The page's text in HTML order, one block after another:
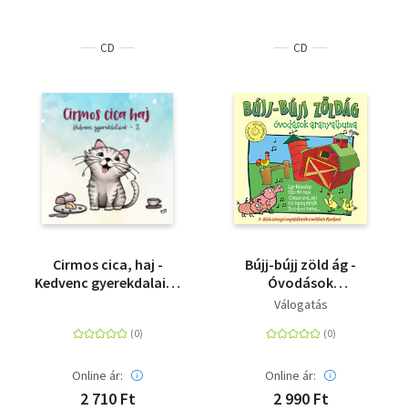
CD
Cirmos cica, haj -
Kedvenc gyerekdalaink
Online ár:
2 710 Ft
CD
Bújj-bújj zöld ág -
Óvodások
aranyalbuma - CD
Válogatás
Online ár:
2 990 Ft